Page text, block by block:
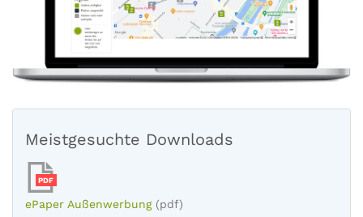
Meistgesuchte Downloads
PDF
ePaper Außenwerbung (pdf)